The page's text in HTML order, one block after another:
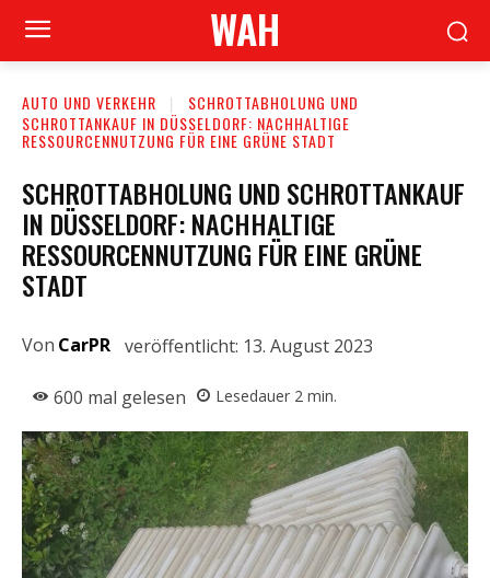
WAH
AUTO UND VERKEHR
SCHROTTABHOLUNG UND
SCHROTTANKAUF IN DÜSSELDORF: NACHHALTIGE
RESSOURCENNUTZUNG FÜR EINE GRÜNE STADT
SCHROTTABHOLUNG UND SCHROTTANKAUF
IN DÜSSELDORF: NACHHALTIGE
RESSOURCENNUTZUNG FÜR EINE GRÜNE
STADT
Von CarPR veröffentlicht: 13. August 2023
600 mal gelesen Lesedauer 2 min.